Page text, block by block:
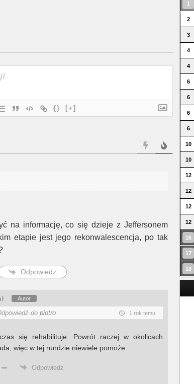
{} [+]
na informację, co się dzieje z Jeffersonem
etapie jest jego rekonwalescencja, po tak
Odpowiedz
Autor
do piotro 1 rok temu
się rehabilituje. Powrót raczej w okolicach
więc w tej rundzie niewiele pomoże.
Odpowiedz
1
2
3
4
4
6
6
6
6
10
10
12
12
12
12
16
17
18